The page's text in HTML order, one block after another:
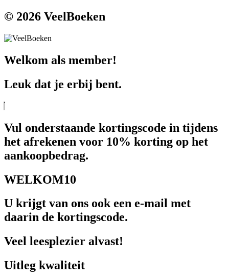
© 2026 VeelBoeken
Welkom als member!
Leuk dat je erbij bent.
Vul onderstaande kortingscode in tijdens
het afrekenen voor 10% korting op het
aankoopbedrag.
WELKOM10
U krijgt van ons ook een e-mail met
daarin de kortingscode.
Veel leesplezier alvast!
Uitleg kwaliteit